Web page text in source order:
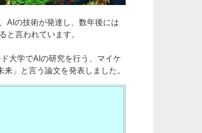
AIの技術が発達し、数年後には
と言われています。
大学でAIの研究を行う、マイケ
」と言う論文を発表しました。